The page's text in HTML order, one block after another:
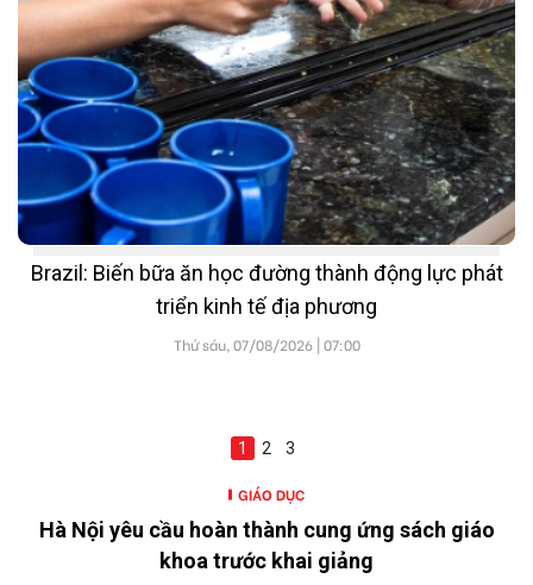
Brazil: Biến bữa ăn học đường thành động lực phát
triển kinh tế địa phương
Thứ sáu, 07/08/2026 | 07:00
1 2 3
GIÁO DỤC
Hà Nội yêu cầu hoàn thành cung ứng sách giáo
khoa trước khai giảng